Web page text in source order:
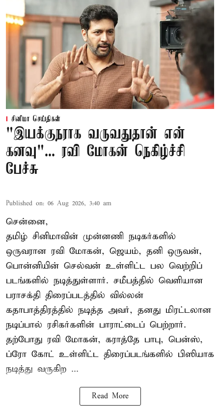
சினிமா செய்திகள்
"இயக்குநராக வருவதுதான் என்
கனவு"... ரவி மோகன் நெகிழ்ச்சி
பேச்சு
Published on: 06 Aug 2026, 3:40 am
சென்னை,
தமிழ் சினிமாவின் முன்னணி நடிகர்களில்
ஒருவரான ரவி மோகன், ஜெயம், தனி ஒருவன்,
பொன்னியின் செல்வன் உள்ளிட்ட பல வெற்றிப்
படங்களில் நடித்துள்ளார். சமீபத்தில் வெளியான
பராசக்தி திரைப்படத்தில் வில்லன்
கதாபாத்திரத்தில் நடித்த அவர், தனது மிரட்டலான
நடிப்பால் ரசிகர்களின் பாராட்டைப் பெற்றார்.
தற்போது ரவி மோகன், கராத்தே பாபு, பென்ஸ்,
ப்ரோ கோட் உள்ளிட்ட திரைப்படங்களில் பிஸியாக
நடித்து வருகிற ...
Read More